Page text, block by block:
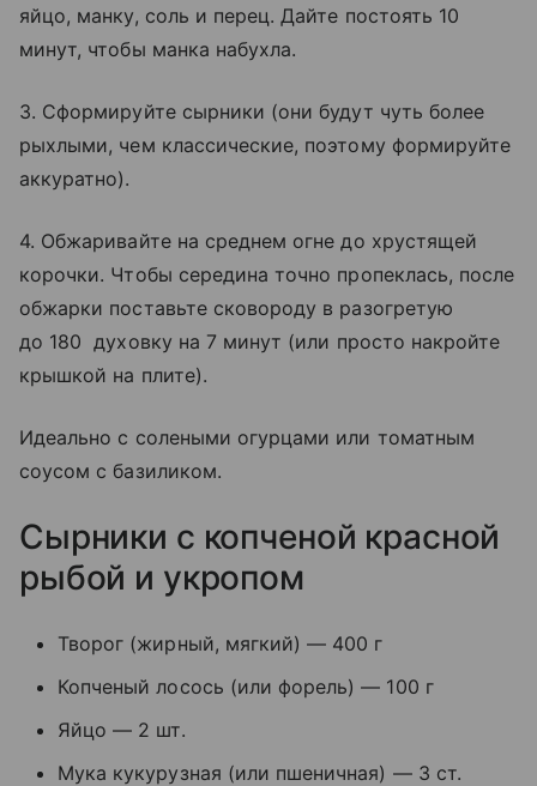
яйцо, манку, соль и перец. Дайте постоять 10
минут, чтобы манка набухла.
3. Сформируйте сырники (они будут чуть более
рыхлыми, чем классические, поэтому формируйте
аккуратно).
4. Обжаривайте на среднем огне до хрустящей
корочки. Чтобы середина точно пропеклась, после
обжарки поставьте сковороду в разогретую
до 180 духовку на 7 минут (или просто накройте
крышкой на плите).
Идеально с солеными огурцами или томатным
соусом с базиликом.
Сырники с копченой красной
рыбой и укропом
Творог (жирный, мягкий) — 400 г
Копченый лосось (или форель) — 100 г
Яйцо — 2 шт.
Мука кукурузная (или пшеничная) — 3 ст.